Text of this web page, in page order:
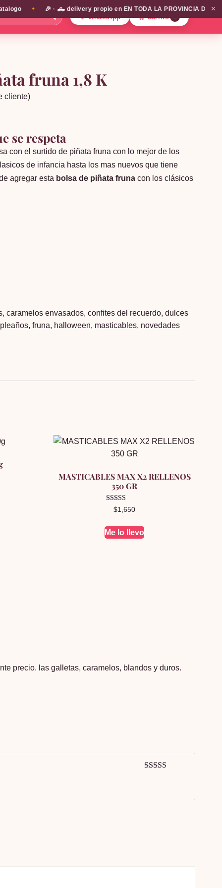
✦ 🎉 · 🛻 delivery propio en EN TODA LA PROVINCIA DE ✕
🔍 💬 WhatsApp 🛒 Carrito
fruna 1,8 K
cliente)
se respeta
con el surtido de piñata fruna con lo mejor de los
de infancia hasta los mas nuevos que tiene
agregar esta bolsa de piñata frunacon los clásicos
, caramelos envasados, confites del recuerdo, dulces
, fruna, halloween, masticables, novedades
MASTICABLES MAX X2 RELLENOS
350 GR
Valorado en
5.00
$1,650
Me lo llevo
precio. las galletas, caramelos, blandos y duros.